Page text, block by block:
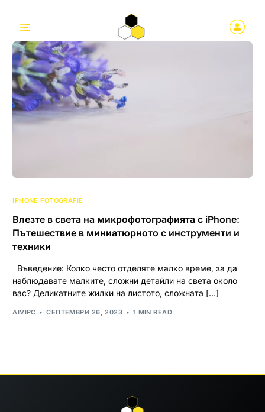
IPHONE FOTOGRAFIE
Влезте в света на микрофотографията с iPhone:
Пътешествие в миниатюрното с инструменти и
техники
Въведение: Колко често отделяте малко време, за да
наблюдавате малките, сложни детайли на света около
вас? Деликатните жилки на листото, сложната […]
AIVIPC СЕПТЕМВРИ 26, 2023 1 MIN READ